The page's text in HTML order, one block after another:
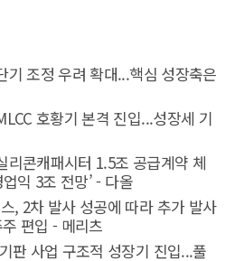
기 조정 우려 확대...핵심 성장축은
호황기 본격 진입...성장세 기
콘캐패시터 1.5조 공급계약 체
익 3조 전망’ - 다올
, 2차 발사 성공에 따라 추가 발사
편입 - 메리츠
판 사업 구조적 성장기 진입...풀